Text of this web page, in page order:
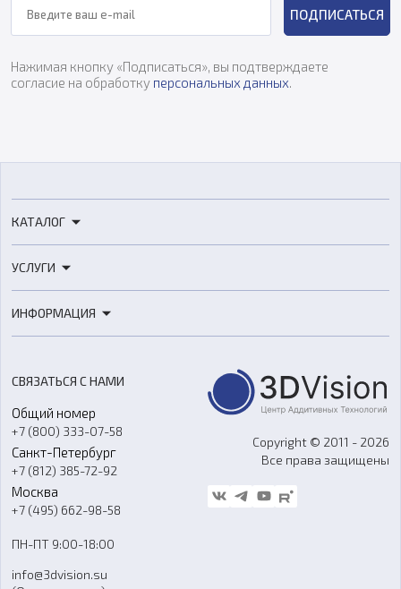
ПОДПИСАТЬСЯ
Нажимая кнопку «Подписаться», вы подтверждаете
согласие на обработку персональных данных.
КАТАЛОГ
3D-сканеры
Расходные материалы
Оборудование и материалы для вакуумного литья
Аксессуары и прочее оборудование
Программное обеспечение
УСЛУГИ
3D-моделирование
Ремонт и услуги
ИНФОРМАЦИЯ
О компании
Контакты
Гос. закупки
Стать дилером
Блог
FAQ
СВЯЗАТЬСЯ С НАМИ
Общий номер
+7 (800) 333-07-58
Санкт-Петербург
+7 (812) 385-72-92
Москва
+7 (495) 662-98-58
ПН-ПТ 9:00-18:00
info@3dvision.su
Copyright © 2011 - 2026
Все права защищены